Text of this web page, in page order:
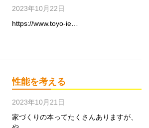
2023年10月22日
https://www.toyo-ie…
性能を考える
2023年10月21日
家づくりの本ってたくさんありますが、